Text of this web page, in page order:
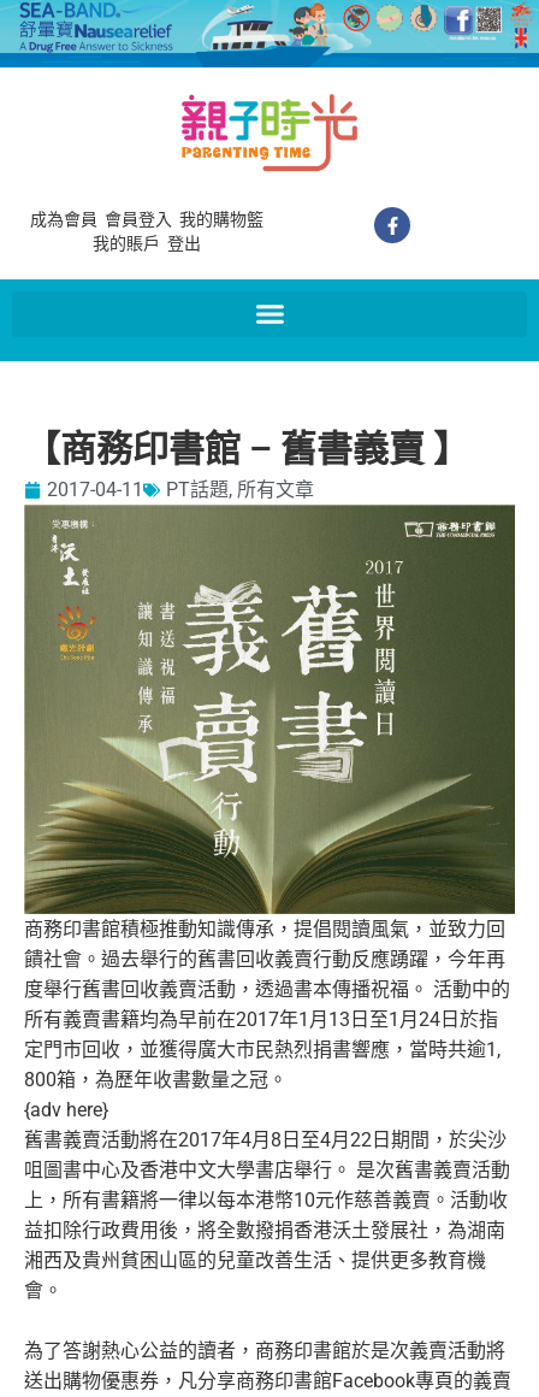
成為會員 會員登入 我的購物籃
我的賬戶 登出
【商務印書館 – 舊書義賣 】
2017-04-11 PT話題, 所有文章
商務印書館積極推動知識傳承，提倡閱讀風氣，並致力回
饋社會。 過去舉行的舊書回收義賣行動反應踴躍， 今年再
度舉行舊書回收義賣活動，透過書本傳播祝福。 活動中的
所有義賣書籍均為早前在2017年1月13日至1月24 日於指
定門市回收，並獲得廣大市民熱烈捐書響應，當時共逾1,
800箱，為歷年收書數量之冠。
{adv here}
舊書義賣活動將在2017年4月8日至4月22日期間， 於尖沙
咀圖書中心及香港中文大學書店舉行。 是次舊書義賣活動
上， 所有書籍將一律以每本港幣10元作慈善義賣。 活動收
益扣除行政費用後，將全數撥捐香港沃土發展社， 為湖南
湘西及貴州貧困山區的兒童改善生活、提供更多教育機
會。
為了答謝熱心公益的讀者， 商務印書館於是次義賣活動將
送出購物優惠券， 凡分享商務印書館Facebook專頁的義賣